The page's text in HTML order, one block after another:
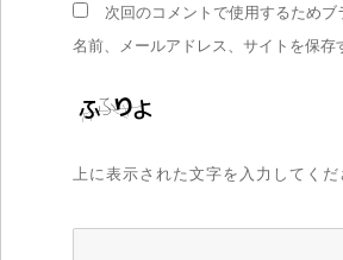
次回のコメントで使用するため
名前、メールアドレス、サイトを保存
上に表示された文字を入力してくだ